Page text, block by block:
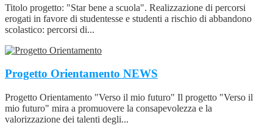
Titolo progetto: "Star bene a scuola". Realizzazione di percorsi
erogati in favore di studentesse e studenti a rischio di abbandono
scolastico: percorsi di...
Progetto Orientamento NEWS
Progetto Orientamento "Verso il mio futuro" Il progetto "Verso il
mio futuro" mira a promuovere la consapevolezza e la
valorizzazione dei talenti degli...